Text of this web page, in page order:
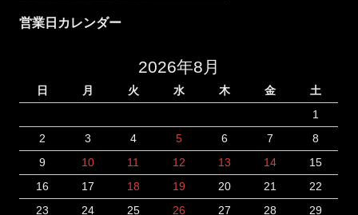
営業日カレンダー
2026年8月
日 月 火 水 木 金
土
1
2
3 4 5 6 7
8
9
10 11 12 13 14
15
16
17 18 19 20 21
22
23
24 25 26 27 28
29